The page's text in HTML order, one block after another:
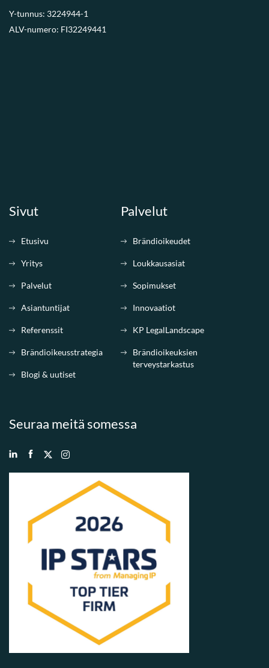
Y-tunnus: 3224944-1
ALV-numero: FI32249441
Sivut
Etusivu
Yritys
Palvelut
Asiantuntijat
Referenssit
Brändioikeusstrategia
Blogi & uutiset
Palvelut
Brändioikeudet
Loukkausasiat
Sopimukset
Innovaatiot
KP LegalLandscape
Brändioikeuksien
terveystarkastus
Seuraa meitä somessa